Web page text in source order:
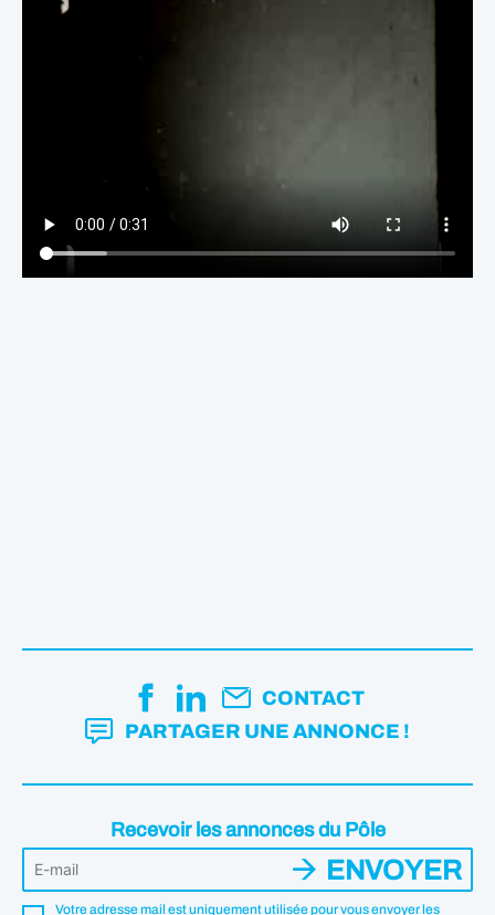
CONTACT
PARTAGER UNE ANNONCE !
Recevoir les annonces du Pôle
Votre adresse mail est uniquement utilisée pour vous envoyer les
ENVOYER